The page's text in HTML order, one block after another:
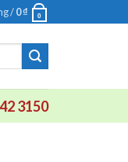
/0₫ 0
3150